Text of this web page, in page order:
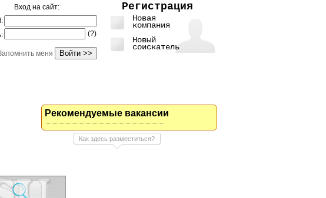
Вход на сайт: Регистрация
Новая
компания
Новый
соискатель
(?)
меня
Рекомендуемые вакансии
Как здесь разместиться?